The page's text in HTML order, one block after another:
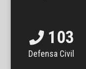
103
Defensa Civil